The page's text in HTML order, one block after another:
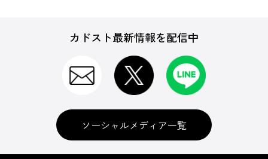
カドスト最新情報を配信中
ソーシャルメディア一覧